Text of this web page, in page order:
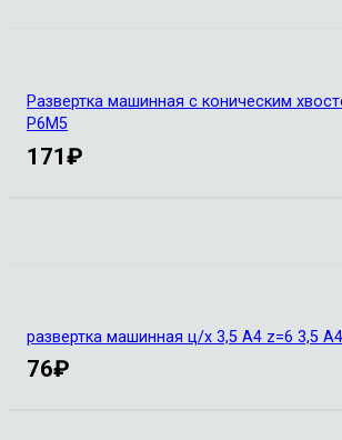
Развертка машинная с коническим
Р6М5
171₽
развертка машинная ц/х 3,5 А4 z=6 3,5
76₽